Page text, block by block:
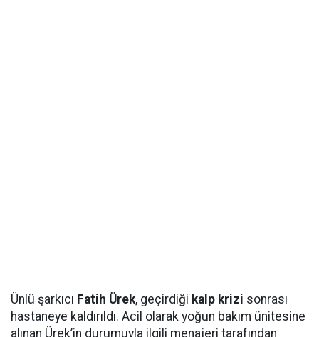
Ünlü şarkıcı Fatih Ürek, geçirdiği kalp krizi sonrası
hastaneye kaldırıldı. Acil olarak yoğun bakım ünitesine
alınan Ürek’in durumuyla ilgili menajeri tarafından